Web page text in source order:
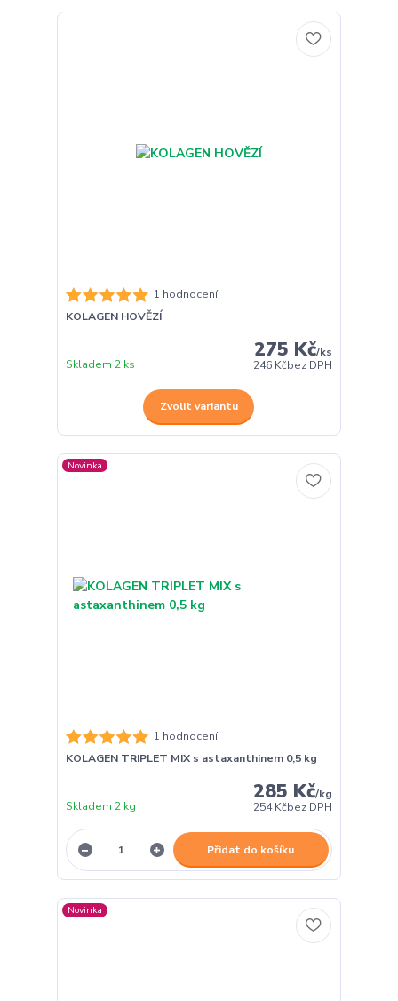
1 hodnocení
KOLAGEN HOVĚZÍ
275 Kč/ks
246 Kčbez DPH
Skladem 2 ks
Zvolit variantu
Novinka
1 hodnocení
KOLAGEN TRIPLET MIX s astaxanthinem 0,5 kg
285 Kč/kg
254 Kčbez DPH
Skladem 2 kg
Přidat do košíku
Novinka